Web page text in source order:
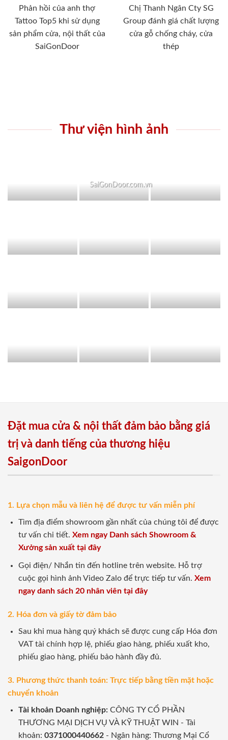
Phản hồi của anh thợ
Tattoo Top5 khi sử dụng
sản phẩm cửa, nội thất của
SaiGonDoor
Chị Thanh Ngân Cty SG
Group đánh giá chất lượng
cửa gỗ chống cháy, cửa
thép
Thư viện hình ảnh
SaiGonDoor.com.vn
Đặt mua cửa & nội thất đảm bảo bằng giá
trị và danh tiếng của thương hiệu
SaigonDoor
1. Lựa chọn mẫu và liên hệ để được tư vấn miễn phí
Tìm địa điểm showroom gần nhất của chúng tôi để được
tư vấn chi tiết. Xem ngay Danh sách Showroom &
Xưởng sản xuất tại đây
Gọi điện/ Nhắn tin đến hotline trên website. Hỗ trợ
cuộc gọi hình ảnh Video Zalo để trực tiếp tư vấn. Xem
ngay danh sách 20 nhân viên tại đây
2. Hóa đơn và giấy tờ đảm bảo
Sau khi mua hàng quý khách sẽ được cung cấp Hóa đơn
VAT tài chính hợp lệ, phiếu giao hàng, phiếu xuất kho,
phiếu giao hàng, phiếu bảo hành đầy đủ.
3. Phương thức thanh toán: Trực tiếp bằng tiền mặt hoặc
chuyển khoản
Tài khoản Doanh nghiệp:CÔNG TY CỔ PHẦN
THƯƠNG MẠI DỊCH VỤ VÀ KỸ THUẬT WIN - Tài
khoản: 0371000440662- Ngân hàng: Thương Mại Cổ